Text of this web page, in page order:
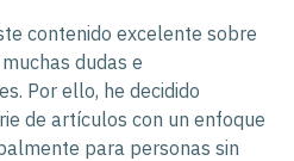
contenido excelente sobre
dudas e
Por ello, he decidido
de artículos con un enfoque
para personas sin